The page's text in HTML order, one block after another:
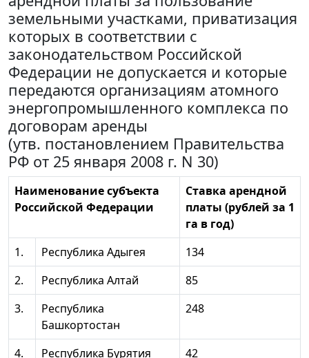
земельными участками, приватизация
которых в соответствии с
законодательством Российской
Федерации не допускается и которые
передаются организациям атомного
энергопромышленного комплекса по
договорам аренды
(утв. постановлением Правительства
РФ от 25 января 2008 г. N 30)
Наименование субъекта
Российской Федерации
Ставка арендной
платы (рублей за 1
га в год)
1.
Республика Адыгея
134
2.
Республика Алтай
85
3.
Республика
Башкортостан
248
4. Республика Бурятия
42